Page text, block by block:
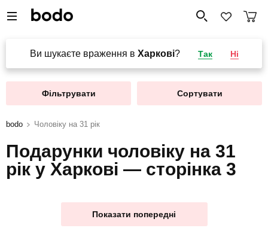
Ви шукаєте враження в Харкові? Так Ні
Фільтрувати Сортувати
bodo Чоловіку на 31 рік
Подарунки чоловіку на 31
рік у Харкові — сторінка 3
Показати попередні